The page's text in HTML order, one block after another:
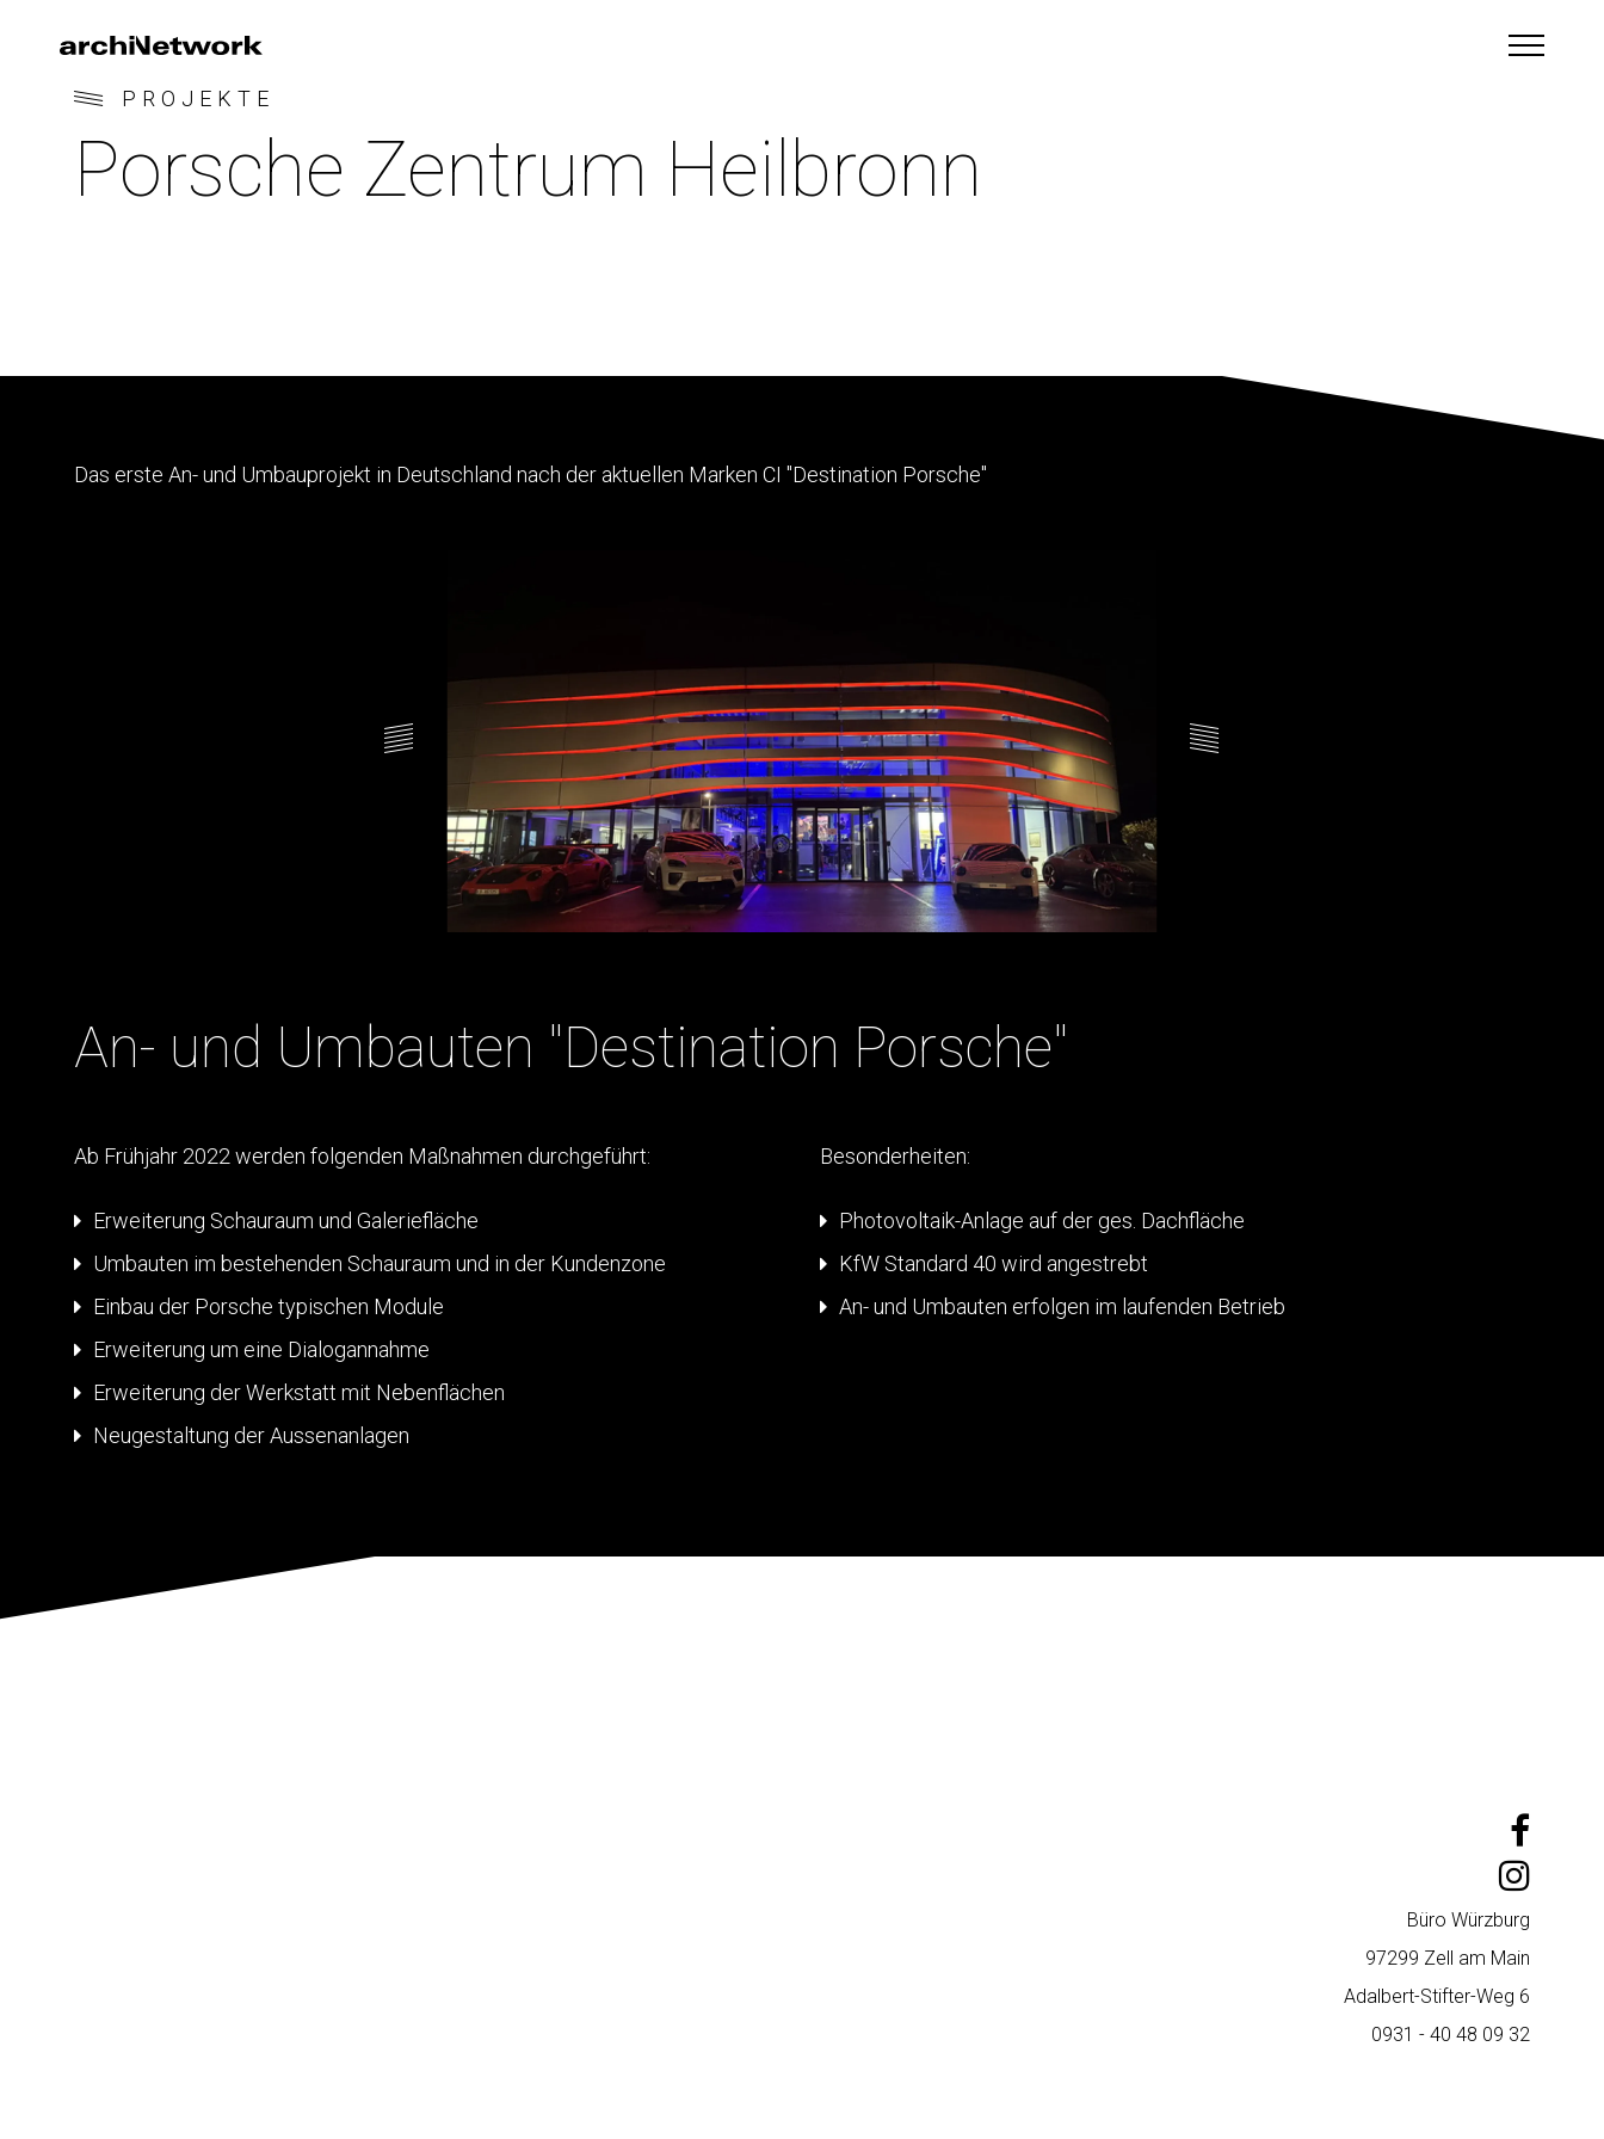
PROJEKTE
Porsche Zentrum Heilbronn
Das erste An- und Umbauprojekt in Deutschland nach der aktuellen Marken CI "Destination Porsche"
An- und Umbauten "Destination Porsche"
Ab Frühjahr 2022 werden folgenden Maßnahmen durchgeführt:
Erweiterung Schauraum und Galeriefläche
Umbauten im bestehenden Schauraum und in der Kundenzone
Einbau der Porsche typischen Module
Erweiterung um eine Dialogannahme
Erweiterung der Werkstatt mit Nebenflächen
Neugestaltung der Aussenanlagen
Besonderheiten:
Photovoltaik-Anlage auf der ges. Dachfläche
KfW Standard 40 wird angestrebt
An- und Umbauten erfolgen im laufenden Betrieb
Büro Würzburg
97299 Zell am Main
Adalbert-Stifter-Weg 6
0931 - 40 48 09 32